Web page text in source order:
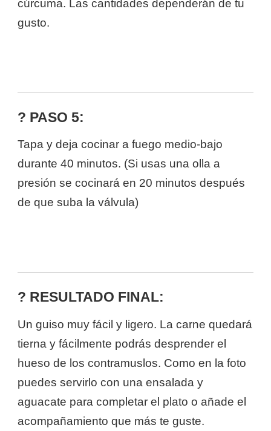
cúrcuma. Las cantidades dependerán de tu
gusto.
? PASO 5:
Tapa y deja cocinar a fuego medio-bajo
durante 40 minutos. (Si usas una olla a
presión se cocinará en 20 minutos después
de que suba la válvula)
? RESULTADO FINAL:
Un guiso muy fácil y ligero. La carne quedará
tierna y fácilmente podrás desprender el
hueso de los contramuslos. Como en la foto
puedes servirlo con una ensalada y
aguacate para completar el plato o añade el
acompañamiento que más te guste.